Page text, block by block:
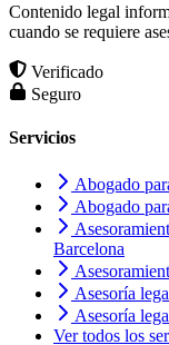
Contenido legal
cuando se requiere
Verificado
Seguro
Servicios
Abogado
Abogado
Barcelona
Asesoría
Asesoría
Ver todos los